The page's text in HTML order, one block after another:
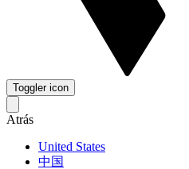
Toggler icon
Atrás
United States
中国